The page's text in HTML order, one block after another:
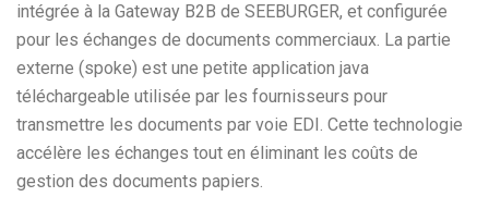
intégrée à la Gateway B2B de SEEBURGER, et configurée
pour les échanges de documents commerciaux. La partie
externe (spoke) est une petite application java
téléchargeable utilisée par les fournisseurs pour
transmettre les documents par voie EDI. Cette technologie
accélère les échanges tout en éliminant les coûts de
gestion des documents papiers.